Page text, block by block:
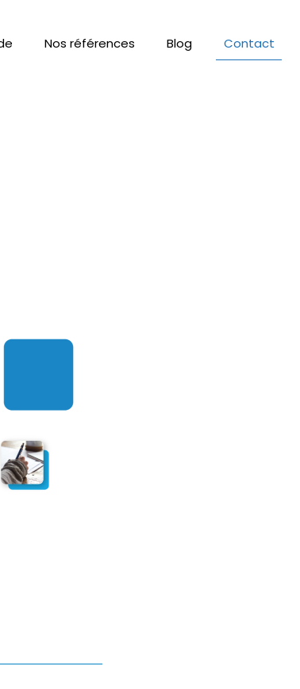
Nos références Blog Contact